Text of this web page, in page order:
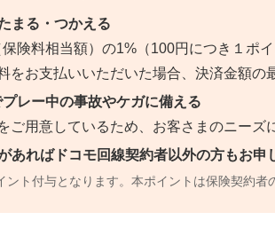
まる・つかえる
険料相当額）の1%（100円につき１ポ
をお支払いいただいた場合、決済金額の
レー中の事故やケガに備える
ご用意しているため、お客さまのニーズ
あればドコモ回線契約者以外の方もお申
ント付与となります。本ポイントは保険契約